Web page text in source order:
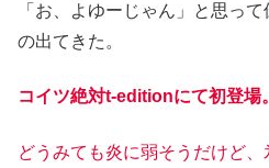
「お、よゆーじゃん」と思って
の出てきた。
コイツ絶対t-editionにて初登場。
どうみても炎に弱そうだけど、